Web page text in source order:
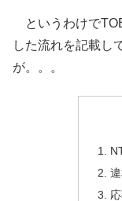
というわけで
した流れを記載し
が。。。